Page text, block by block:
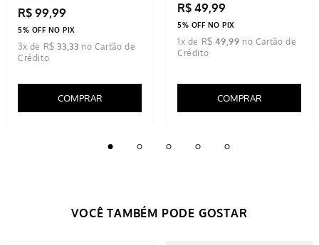
R$ 99,99
5% OFF NO PIX
3x de R$ 33,33
COMPRAR
R$ 49,99
5% OFF NO PIX
1x de R$ 49,99
COMPRAR